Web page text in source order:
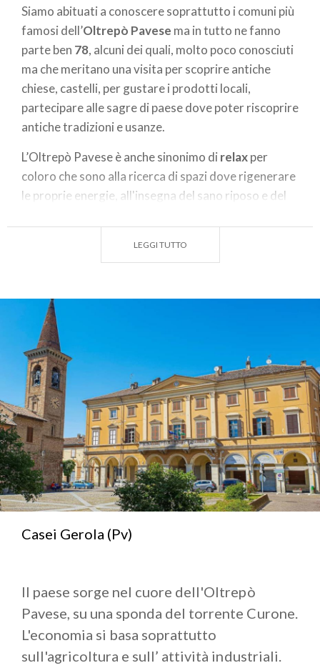
Siamo abituati a conoscere soprattutto i comuni più
famosi dell’Oltrepò Pavese ma in tutto ne fanno
parte ben 78, alcuni dei quali, molto poco conosciuti
ma che meritano una visita per scoprire antiche
chiese, castelli, per gustare i prodotti locali,
partecipare alle sagre di paese dove poter riscoprire
antiche tradizioni e usanze.
L’Oltrepò Pavese è anche sinonimo di relaxper
coloro che sono alla ricerca di spazi dove rigenerare
le proprie energie, all'insegna del sano riposo e del
frenetici ritmi che oggi sempre più spesso ci
(PH IG: @MRS_GIONNI)
LEGGI TUTTO
Casei Gerola (Pv)
Il paese sorge nel cuore dell'Oltrepò
Pavese, su una sponda del torrente Curone.
L'economia si basa soprattutto
sull'agricoltura e sull’ attività industriali.